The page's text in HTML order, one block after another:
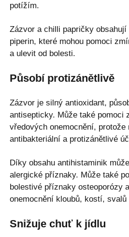
potížím.
Zázvor a chilli papričky
piperin, které mohou pomoci
a ulevit od bolesti.
Působí protizánětlivě
Zázvor je silný antioxidant,
antisepticky. Může také pomoci
vředových onemocnění,
antibakteriální a protizánětlivé
Díky obsahu antihistaminik
alergické příznaky. Může také
bolestivé příznaky osteoporózy
onemocnění kloubů, kostí, svalů
Snižuje chuť k jídlu